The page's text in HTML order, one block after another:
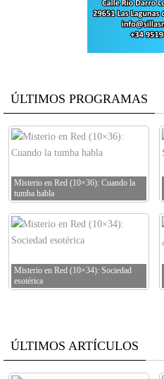
ÚLTIMOS PROGRAMAS
Misterio en Red (10×36): Cuando la
tumba habla
Misterio en Red (10×34): Sociedad
esotérica
ÚLTIMOS ARTÍCULOS